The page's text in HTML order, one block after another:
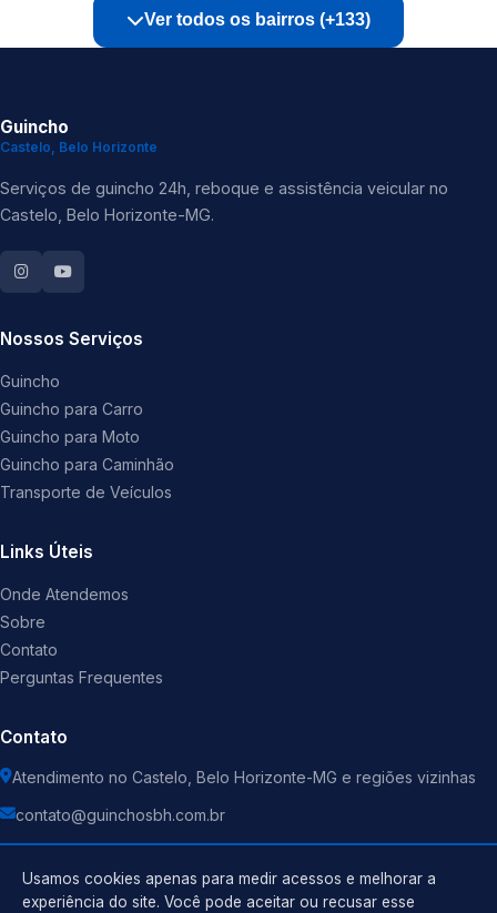
Ver todos os bairros (+133)
Guincho
Castelo, Belo Horizonte
Serviços de guincho 24h, reboque e assistência veicular no
Castelo, Belo Horizonte-MG.
Nossos Serviços
Guincho
Guincho para Carro
Guincho para Moto
Guincho para Caminhão
Transporte de Veículos
Links Úteis
Onde Atendemos
Sobre
Contato
Perguntas Frequentes
Contato
Atendimento no Castelo, Belo Horizonte-MG e regiões vizinhas
contato@guinchosbh.com.br
Usamos cookies apenas para medir acessos e melhorar a
experiência do site. Você pode aceitar ou recusar esse